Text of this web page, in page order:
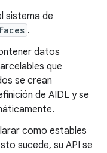
sistema de
.
datos
que
se crean
de AIDL y se
como estables
sucede, su API se